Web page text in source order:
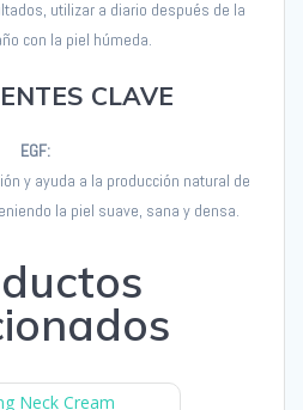
utilizar a diario después de la
con la piel húmeda.
CLAVE
EGF:
y ayuda a la producción natural de
la piel suave, sana y densa.